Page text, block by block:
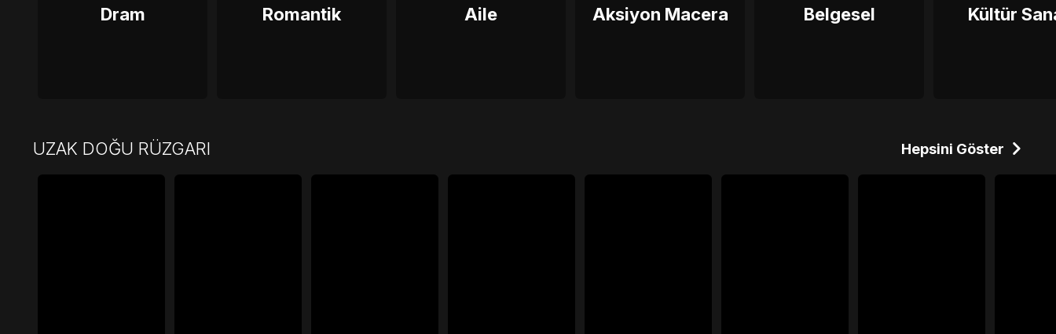
Dram Romantik Aile Aksiyon Macera Belgesel Kültür
UZAK DOĞU RÜZGARI Hepsini Göster